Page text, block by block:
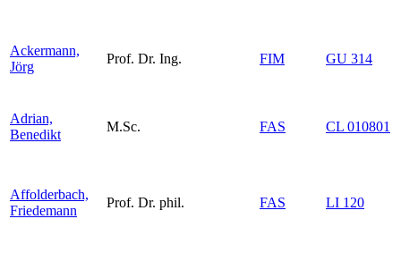
Ackermann,
Jörg
Prof. Dr. Ing. FIM GU 314
Adrian,
Benedikt
M.Sc. FAS CL 010801
Affolderbach,
Friedemann
Prof. Dr. phil. FAS LI 120